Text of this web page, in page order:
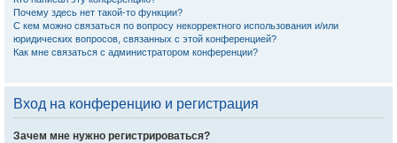
Почему здесь нет такой-то функции?
С кем можно связаться по вопросу некорректного использования и/или
юридических вопросов, связанных с этой конференцией?
Как мне связаться с администратором конференции?
Вход на конференцию и регистрация
Зачем мне нужно регистрироваться?